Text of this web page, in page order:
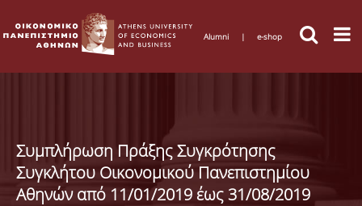
Alumni | e-shop
Συμπλήρωση Πράξης Συγκρότησης
Συγκλήτου Οικονομικού Πανεπιστημίου
Αθηνών από 11/01/2019 έως 31/08/2019